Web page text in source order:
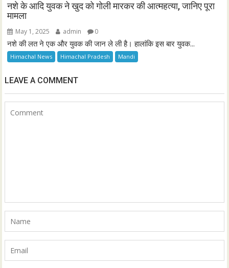
नशे के आदि युवक ने खुद को गोली मारकर की आत्महत्या, जानिए पूरा
मामला
May 1, 2025 admin 0
नशे की लत ने एक और युवक की जान ले ली है। हालांकि इस बार युवक...
Himachal News Himachal Pradesh Mandi
LEAVE A COMMENT